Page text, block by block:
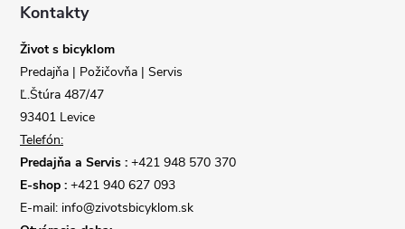
Kontakty
Život s bicyklom
Predajňa | Požičovňa | Servis
Ľ.Štúra 487/47
93401 Levice
Telefón:
Predajňa a Servis : +421 948 570 370
E-shop : +421 940 627 093
E-mail: info@zivotsbicyklom.sk